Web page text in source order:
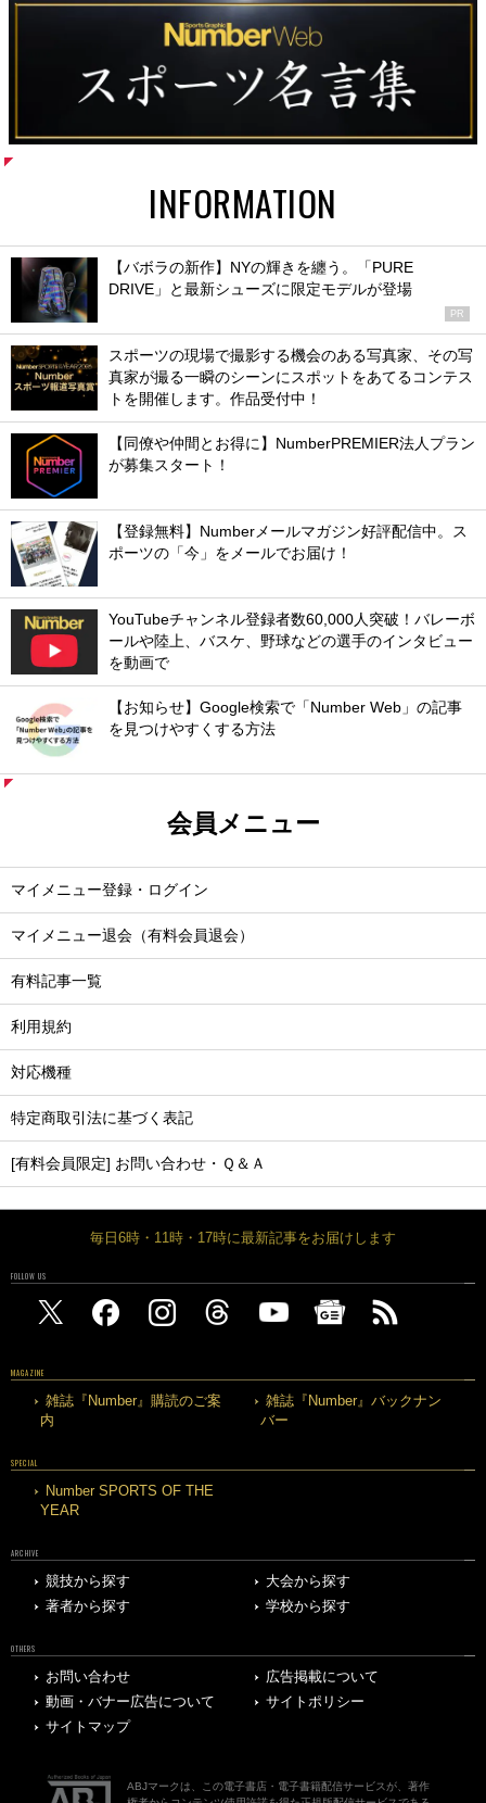
INFORMATION
【バボラの新作】NYの輝きを纏う。「PURE
DRIVE」と最新シューズに限定モデルが登場
PR
スポーツの現場で撮影する機会のある写真家、その写
真家が撮る一瞬のシーンにスポットをあてるコンテス
トを開催します。作品受付中！
【同僚や仲間とお得に】NumberPREMIER法人プラン
が募集スタート！
【登録無料】Numberメールマガジン好評配信中。ス
ポーツの「今」をメールでお届け！
YouTubeチャンネル登録者数60,000人突破！バレーボ
ールや陸上、バスケ、野球などの選手のインタビュー
を動画で
【お知らせ】Google検索で「Number Web」の記事
を見つけやすくする方法
会員メニュー
マイメニュー登録・ログイン
マイメニュー退会（有料会員退会）
有料記事一覧
利用規約
対応機種
特定商取引法に基づく表記
[有料会員限定] お問い合わせ・Ｑ＆Ａ
毎日6時・11時・17時に最新記事をお届けします
FOLLOW US
MAGAZINE
雑誌『Number』購読のご案
内
雑誌『Number』バックナン
バー
SPECIAL
Number SPORTS OF THE
YEAR
ARCHIVE
競技から探す
大会から探す
著者から探す
学校から探す
OTHERS
お問い合わせ
広告掲載について
動画・バナー広告について
サイトポリシー
サイトマップ
ABJマークは、この電子書店・電子書籍配信サービスが、著作